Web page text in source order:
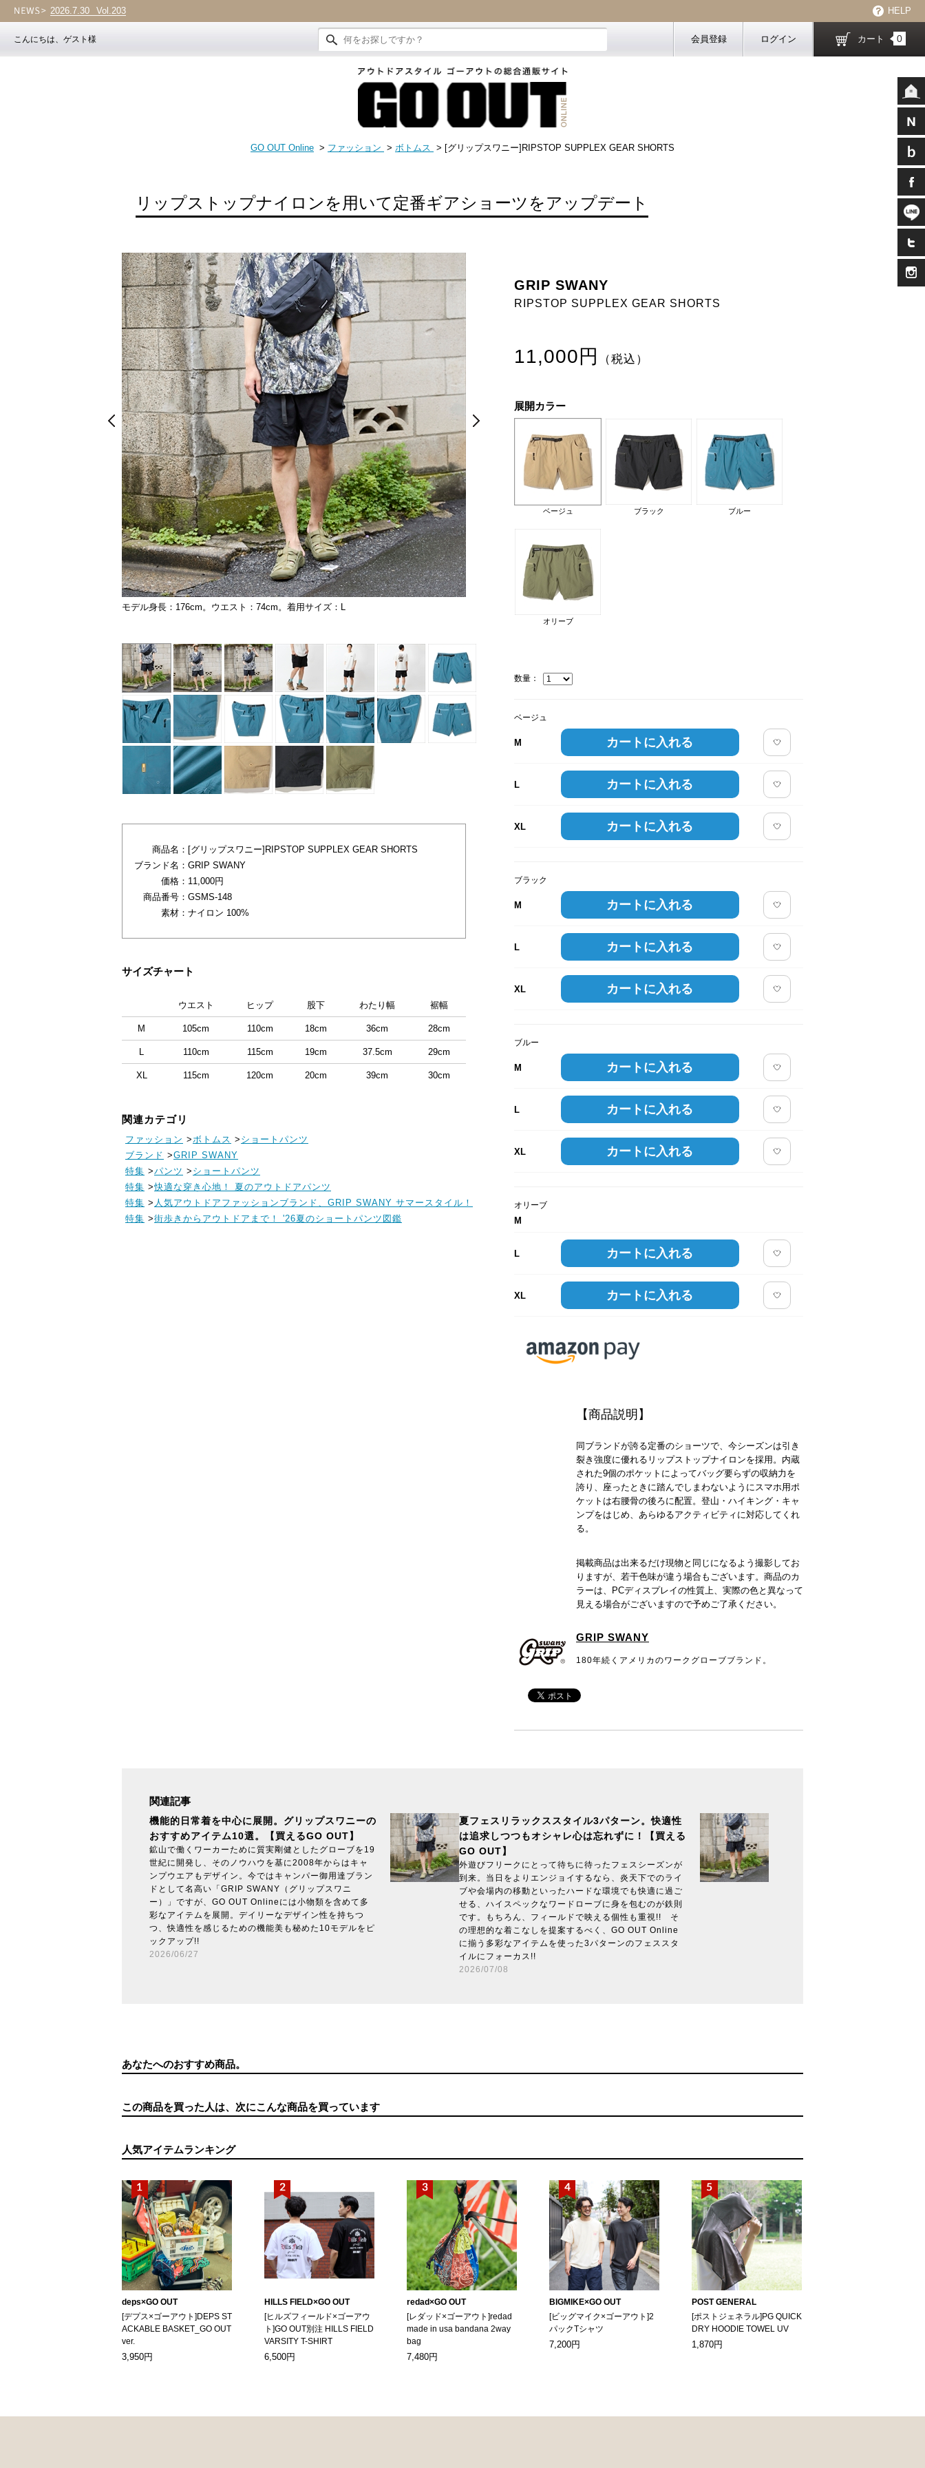
2026.7.30 Vol.203 HELP
こんにちは、ゲスト様 会員登録 ログイン カート 0
GO OUT Online > ファッション > ボトムス > [グリップスワニー]RIPSTOP SUPPLEX GEAR SHORTS
リップストップナイロンを用いて定番ギアショーツをアップデート
GRIP SWANY
RIPSTOP SUPPLEX GEAR SHORTS
11,000円 （税込）
展開カラー
ベージュ ブラック ブルー
オリーブ
数量：
ベージュ
M カートに入れる
L カートに入れる
XL カートに入れる
ブラック
M カートに入れる
L カートに入れる
XL カートに入れる
ブルー
M カートに入れる
L カートに入れる
XL カートに入れる
オリーブ
M
L カートに入れる
XL カートに入れる
【商品説明】
同ブランドが誇る定番のショーツで、今シーズンは引き
裂き強度に優れるリップストップナイロンを採用。内蔵
された9個のポケットによってバッグ要らずの収納力を
誇り、座ったときに踏んでしまわないようにスマホ用ポ
ケットは右腰骨の後ろに配置。登山・ハイキング・キャ
ンプをはじめ、あらゆるアクティビティに対応してくれ
る。
掲載商品は出来るだけ現物と同じになるよう撮影してお
りますが、若干色味が違う場合もございます。商品のカ
ラーは、PCディスプレイの性質上、実際の色と異なって
見える場合がございますので予めご了承ください。
GRIP SWANY
180年続くアメリカのワークグローブブランド。
モデル身長：176cm。ウエスト：74cm。着用サイズ：L
Prev
ベージュ
Prev
商品名： [グリップスワニー]RIPSTOP SUPPLEX GEAR SHORTS
ブランド名： GRIP SWANY
価格： 11,000円
商品番号： GSMS-148
素材： ナイロン 100%
サイズチャート
ウエスト ヒップ 股下 わたり幅 裾幅
M 105cm 110cm 18cm 36cm 28cm
L 110cm 115cm 19cm 37.5cm 29cm
XL 115cm 120cm 20cm 39cm 30cm
関連カテゴリ
ファッション >ボトムス > ショートパンツ
ブランド >GRIP SWANY
特集 >パンツ > ショートパンツ
特集 >快適な穿き心地！ 夏のアウトドアパンツ
特集 > 人気アウトドアファッションブランド、GRIP SWANY サマースタイル！
特集 >街歩きからアウトドアまで！ '26夏のショートパンツ図鑑
関連記事
機能的日常着を中心に展開。グリップスワニーの
おすすめアイテム10選。【買えるGO OUT】
鉱山で働くワーカーために質実剛健としたグローブを19
世紀に開発し、そのノウハウを基に2008年からはキャ
ンプウエアもデザイン。今ではキャンパー御用達ブラン
ドとして名高い「GRIP SWANY（グリップスワニ
ー）」ですが、GO OUT Onlineには小物類を含めて多
彩なアイテムを展開。デイリーなデザイン性を持ちつ
つ、快適性を感じるための機能美も秘めた10モデルをピ
ックアップ!!
2026/06/27
夏フェスリラックススタイル3パターン。快適性
は追求しつつもオシャレ心は忘れずに！【買える
GO OUT】
外遊びフリークにとって待ちに待ったフェスシーズンが
到来。当日をよりエンジョイするなら、炎天下でのライ
ブや会場内の移動といったハードな環境でも快適に過ご
せる、ハイスペックなワードローブに身を包むのが鉄則
です。もちろん、フィールドで映える個性も重視!! そ
の理想的な着こなしを提案するべく、GO OUT Online
に揃う多彩なアイテムを使った3パターンのフェススタ
イルにフォーカス!!
2026/07/08
あなたへのおすすめ商品。
この商品を買った人は、次にこんな商品を買っています
人気アイテムランキング
deps×GO OUT
[デプス×ゴーアウト]DEPS ST
ACKABLE BASKET_GO OUT
ver.
3,950円
HILLS FIELD×GO OUT
[ヒルズフィールド×ゴーアウ
ト]GO OUT別注 HILLS FIELD
VARSITY T-SHIRT
6,500円
redad×GO OUT
[レダッド×ゴーアウト]redad
made in usa bandana 2way
bag
7,480円
BIGMIKE×GO OUT
[ビッグマイク×ゴーアウト]2
パックTシャツ
7,200円
POST GENERAL
[ポストジェネラル]PG QUICK
DRY HOODIE TOWEL UV
1,870円